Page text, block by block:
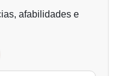
afabilidades e